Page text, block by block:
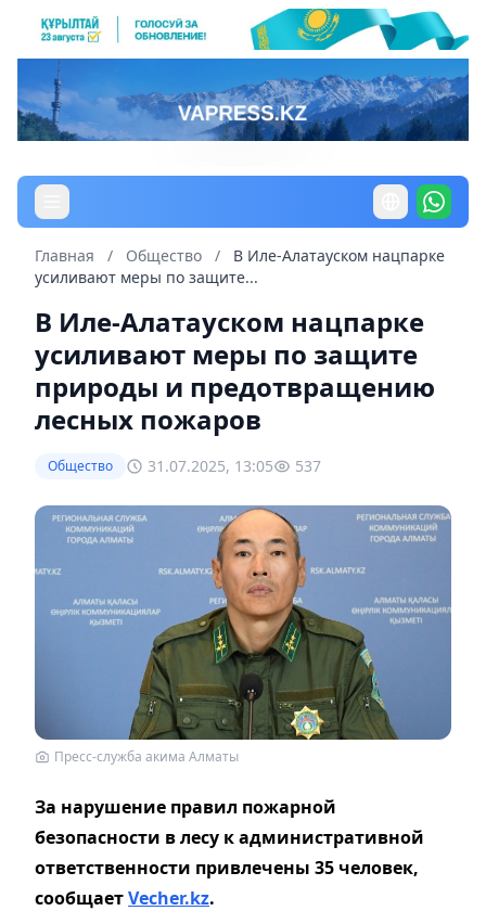
Главная / Общество /
В Иле-Алатауском нацпарке
усиливают меры по защите...
В Иле-Алатауском нацпарке
усиливают меры по защите
природы и предотвращению
лесных пожаров
Общество 31.07.2025, 13:05 537
Пресс-служба акима Алматы
За нарушение правил пожарной
безопасности в лесу к административной
ответственности привлечены 35 человек,
сообщаетVecher.kz.